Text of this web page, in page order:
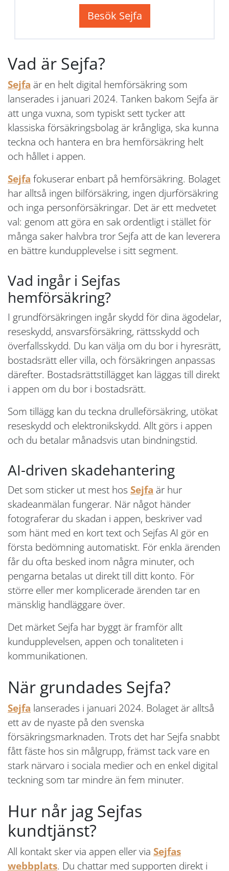
Besök Sejfa
Vad är Sejfa?
Sejfa är en helt digital hemförsäkring som
lanserades i januari 2024. Tanken bakom Sejfa är
att unga vuxna, som typiskt sett tycker att
klassiska försäkringsbolag är krångliga, ska kunna
teckna och hantera en bra hemförsäkring helt
och hållet i appen.
Sejfa fokuserar enbart på hemförsäkring. Bolaget
har alltså ingen bilförsäkring, ingen djurförsäkring
och inga personförsäkringar. Det är ett medvetet
val: genom att göra en sak ordentligt i stället för
många saker halvbra tror Sejfa att de kan leverera
en bättre kundupplevelse i sitt segment.
Vad ingår i Sejfas
hemförsäkring?
I grundförsäkringen ingår skydd för dina ägodelar,
reseskydd, ansvarsförsäkring, rättsskydd och
överfallsskydd. Du kan välja om du bor i hyresrätt,
bostadsrätt eller villa, och försäkringen anpassas
därefter. Bostadsrättstillägget kan läggas till direkt
i appen om du bor i bostadsrätt.
Som tillägg kan du teckna drulleförsäkring, utökat
reseskydd och elektronikskydd. Allt görs i appen
och du betalar månadsvis utan bindningstid.
AI-driven skadehantering
Det som sticker ut mest hos Sejfa är hur
skadeanmälan fungerar. När något händer
fotograferar du skadan i appen, beskriver vad
som hänt med en kort text och Sejfas AI gör en
första bedömning automatiskt. För enkla ärenden
får du ofta besked inom några minuter, och
pengarna betalas ut direkt till ditt konto. För
större eller mer komplicerade ärenden tar en
mänsklig handläggare över.
Det märket Sejfa har byggt är framför allt
kundupplevelsen, appen och tonaliteten i
kommunikationen.
När grundades Sejfa?
Sejfa lanserades i januari 2024. Bolaget är alltså
ett av de nyaste på den svenska
försäkringsmarknaden. Trots det har Sejfa snabbt
fått fäste hos sin målgrupp, främst tack vare en
stark närvaro i sociala medier och en enkel digital
teckning som tar mindre än fem minuter.
Hur når jag Sejfas
kundtjänst?
All kontakt sker via appen eller via Sejfas
webbplats. Du chattar med supporten direkt i